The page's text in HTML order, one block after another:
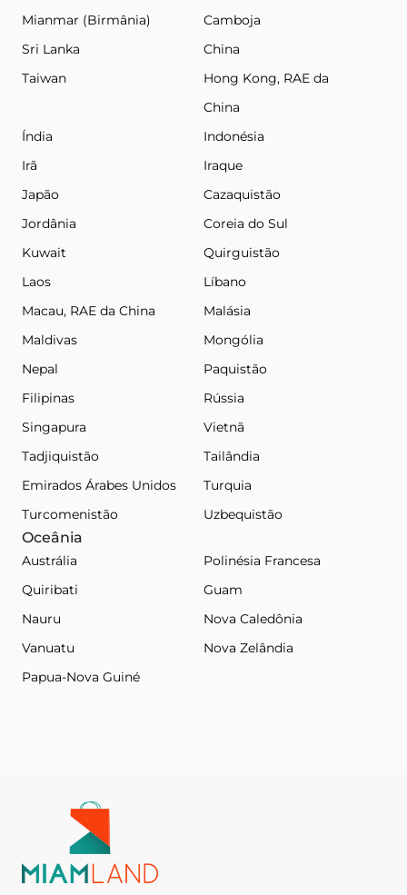
Mianmar (Birmânia)
Camboja
Sri Lanka
China
Taiwan
Hong Kong, RAE da
China
Índia
Indonésia
Irã
Iraque
Japão
Cazaquistão
Jordânia
Coreia do Sul
Kuwait
Quirguistão
Laos
Líbano
Macau, RAE da China
Malásia
Maldivas
Mongólia
Nepal
Paquistão
Filipinas
Rússia
Singapura
Vietnã
Tadjiquistão
Tailândia
Emirados Árabes Unidos
Turquia
Turcomenistão
Uzbequistão
Oceânia
Austrália
Polinésia Francesa
Quiribati
Guam
Nauru
Nova Caledônia
Vanuatu
Nova Zelândia
Papua-Nova Guiné